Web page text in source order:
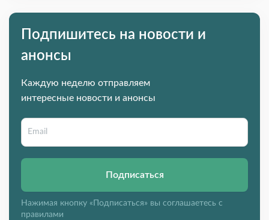
Подпишитесь на новости и
анонсы
Каждую неделю отправляем
интересные новости и анонсы
Подписаться
Нажимая кнопку «Подписаться» вы соглашаетесь с
правилами